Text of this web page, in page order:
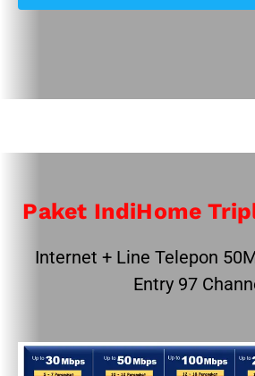
Paket IndiHome
Internet + Line Telepon
Entry 97